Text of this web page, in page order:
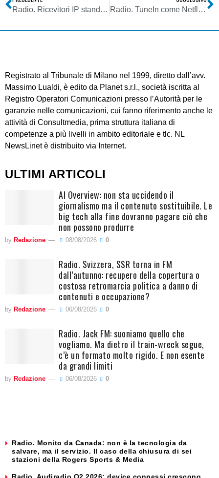
Radio. Ricevitori IP stand alone: something went wrong! Cosa non ha funzionato e perché nel mercato dei ricevitori dedicati allo streaming Radio. TuneIn come Netflix? BBC pensa a monetizzare le proprie Radio all’estero
Registrato al Tribunale di Milano nel 1999, diretto dall’avv.
Massimo Lualdi, è edito da Planet s.r.l., società iscritta al
Registro Operatori Comunicazioni presso l’Autorità per le
garanzie nelle comunicazioni, cui fanno riferimento anche le
attività di Consultmedia, prima struttura italiana di
competenze a più livelli in ambito editoriale e tlc. NL
NewsLinet è distribuito via Internet.
ULTIMI ARTICOLI
AI Overview: non sta uccidendo il
giornalismo ma il contenuto sostituibile. Le
big tech alla fine dovranno pagare ciò che
non possono produrre
by Redazione 08/08/2026 0
Radio. Svizzera, SSR torna in FM
dall’autunno: recupero della copertura o
costosa retromarcia politica a danno di
contenuti e occupazione?
by Redazione 06/08/2026 0
Radio. Jack FM: suoniamo quello che
vogliamo. Ma dietro il train-wreck segue,
c’è un formato molto rigido. E non esente
da grandi limiti
by Redazione 06/08/2026 0
Radio. Monito da Canada: non è la tecnologia da
salvare, ma il servizio. Il caso della chiusura di sei
stazioni della Rogers Sports & Media